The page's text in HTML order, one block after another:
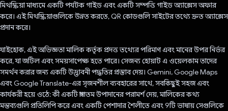
মিথস্ক্রিয়া মাধ্যমে একটি পর্যটক গাইড এবং একটি সম্পত্তি গাইড অ্যাক্সেস অফার
করে। এই মিথস্ক্রিয়াগুলিকে উন্নত করতে, QR কোডগুলি সাইটের তথ্যে দ্রুত অ্যাক্সেস
প্রদান করে।
যাইহোক, এই অভিজ্ঞতা মালিক কর্তৃক প্রদত্ত তথ্যের পরিমাণ এবং মানের উপর নির্ভর
করে, যা জটিল এবং সময়সাপেক্ষ হতে পারে। সেজন্য হোয়াট এ ওয়েলকাম তাদের
সমর্থন করার জন্য একটি উদ্ভাবনী পদ্ধতির প্রস্তাব দেয়। Gemini, Google Maps
এবং Google Translate-এর সৃজনশীল ব্যবহারের সাথে, সবকিছুই সহজ এবং
কার্যকরী হয়ে ওঠে: কী একটি স্বাগতম উপাদানের পরামর্শ দেয়, মালিকের কথ্য
মন্তব্যগুলি প্রতিলিপি করে এবং একটি পেশাদার শৈলীতে এবং 9টি ভাষায় সেগুলিকে